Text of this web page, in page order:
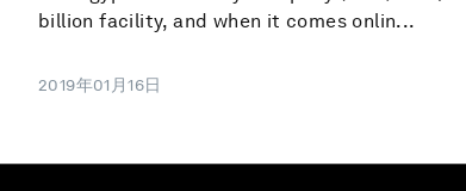
billion facility, and when it comes onlin...
2019年01月16日